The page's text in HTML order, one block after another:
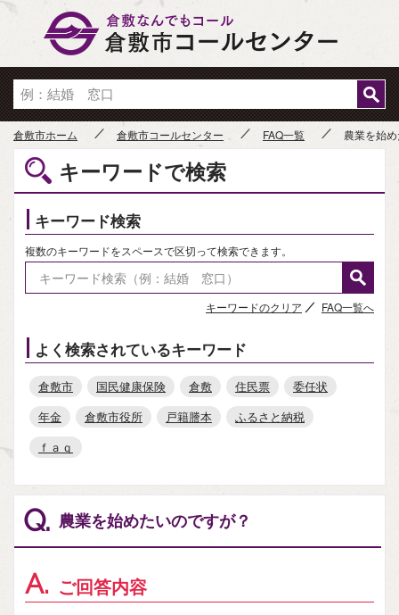
倉敷市ホーム 倉敷市コールセンター FAQ一覧 農業を始
キーワードで検索
キーワード検索
複数のキーワードをスペースで区切って検索できます。
キーワードのクリア FAQ一覧へ
よく検索されているキーワード
倉敷市 国民健康保険 倉敷 住民票
委任状
年金
倉敷市役所 戸籍謄本
ふるさと納税
ｆａｑ
Q. 農業を始めたいのですが？
A. ご回答内容